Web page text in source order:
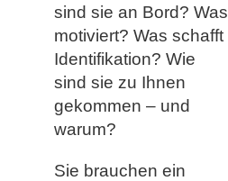
sind sie an Bord? Was
motiviert? Was schafft
Identifikation? Wie
sind sie zu Ihnen
gekommen – und
warum?
Sie brauchen ein